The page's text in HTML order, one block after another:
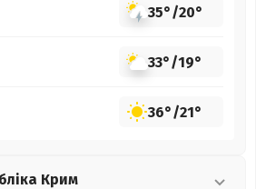
35°/20°
33°/19°
36°/21°
Крим